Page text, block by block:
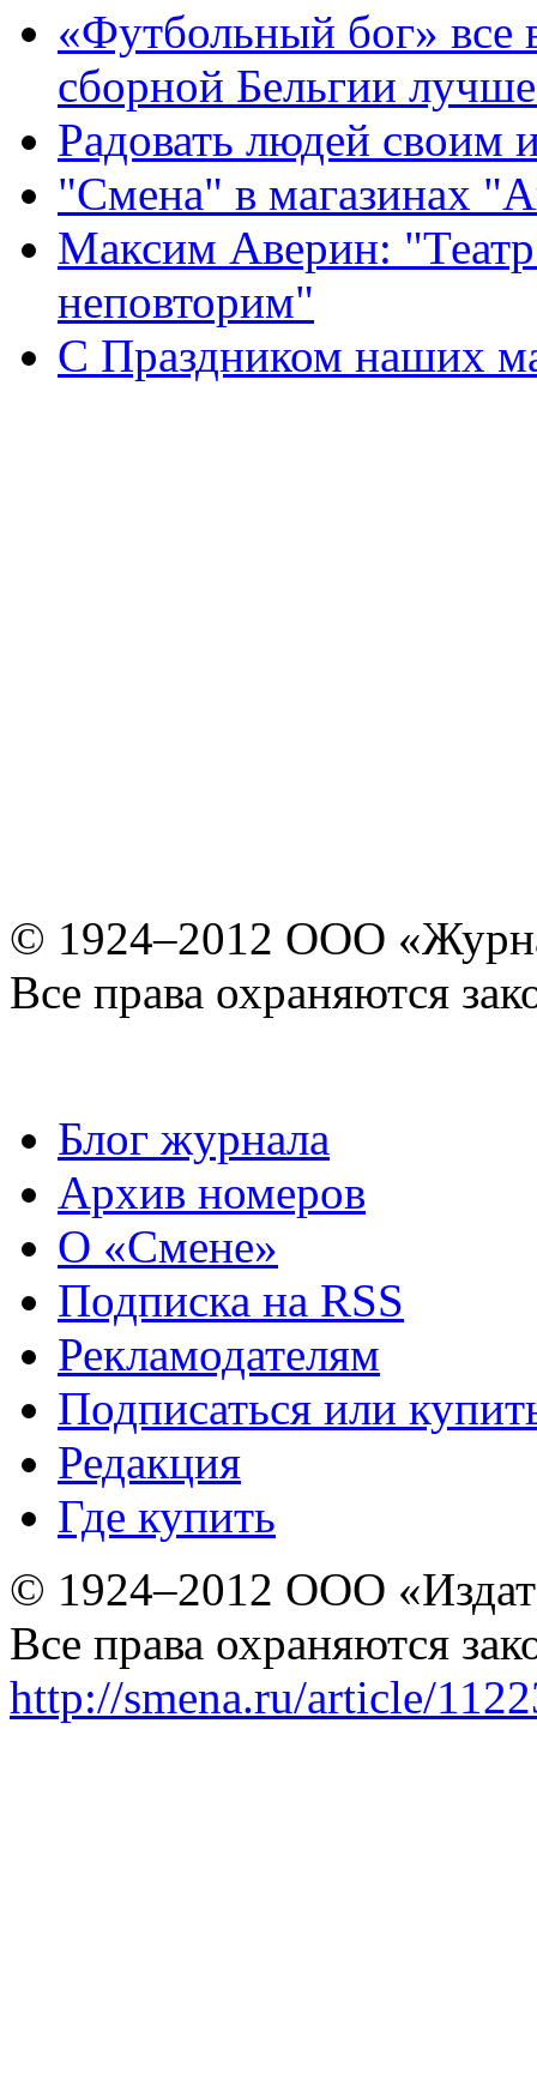
«Футбольный бог» все
сборной Бельгии
Радовать людей своим
"Смена" в магазинах
Максим Аверин:
неповторим"
С Праздником наших
© 1924–2012 ООО
Все права охраняются
Блог журнала
Архив номеров
О «Смене»
Подписка на RSS
Рекламодателям
Подписаться или
Редакция
Где купить
© 1924–2012 ООО
Все права охраняются
http://smena.ru/article/